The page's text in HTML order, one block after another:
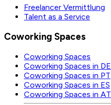
Freelancer Vermittlung
Talent as a Service
Coworking Spaces
Coworking Spaces
Coworking Spaces in DE
Coworking Spaces in PT
Coworking Spaces in ES
Coworking Spaces in AT